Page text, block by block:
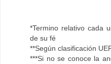
*Termino relativo cada
de su fé
**Según clasificación
***Si no se conoce la